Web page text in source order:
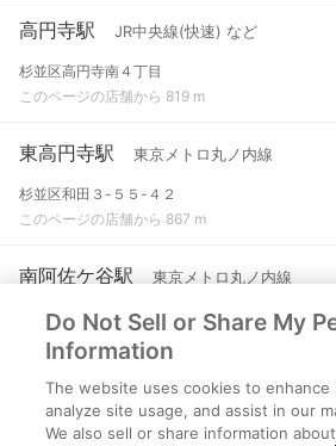
高円寺駅 JR中央線(快速) など
杉並区高円寺南４丁目
このページの店舗から 819 m
東高円寺駅 東京メトロ丸ノ内線
杉並区和田３-５５-４２
このページの店舗から 867 m
南阿佐ケ谷駅 東京メトロ丸ノ内線
杉並区阿佐谷南１-１５-７
このページの店舗から 1.1 km
阿佐ケ谷駅 JR中央線(快速) など
東京都杉並区阿佐谷南三丁目36-3
Do Not Sell or Share My
Information
The website uses cookies to enhance
analyze site usage, and assist in our
We also sell or share information